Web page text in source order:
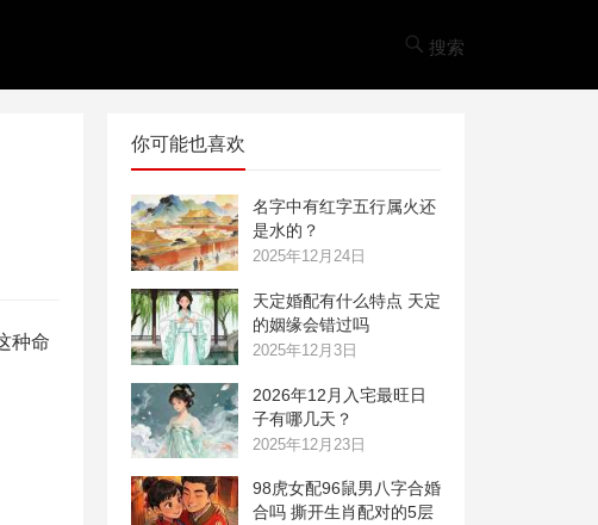
搜索
种命
你可能也喜欢
名字中有红字五行属火还
是水的？
2025年12月24日
天定婚配有什么特点 天定
的姻缘会错过吗
2025年12月3日
2026年12月入宅最旺日
子有哪几天？
2025年12月23日
98虎女配96鼠男八字合婚
合吗 撕开生肖配对的5层